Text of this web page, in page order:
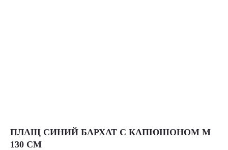
ПЛАЩ СИНИЙ БАРХАТ С КАПЮШОНОМ M
130 СМ